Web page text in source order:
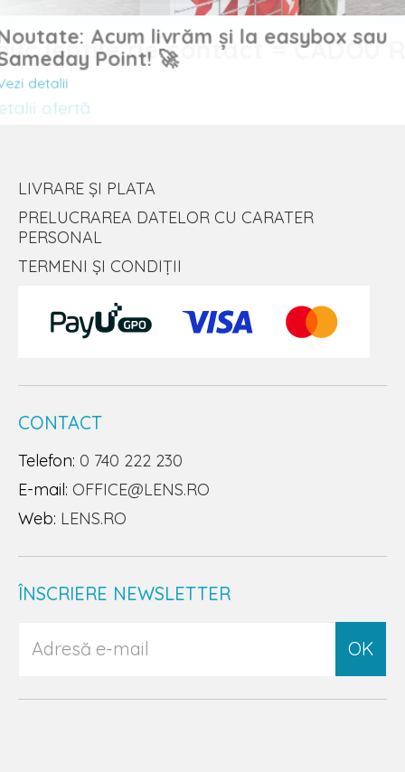
lentile de contact = CADOU
ofertă
Noutate: Acum livrăm și la easybox sau
Sameday Point! 🚀
Vezi detalii
LIVRARE ȘI PLATA
PRELUCRAREA DATELOR CU CARATER
PERSONAL
TERMENI ȘI CONDIȚII
CONTACT
Telefon: 0 740 222 230
E-mail: OFFICE@LENS.RO
Web: LENS.RO
ÎNSCRIERE NEWSLETTER
OK